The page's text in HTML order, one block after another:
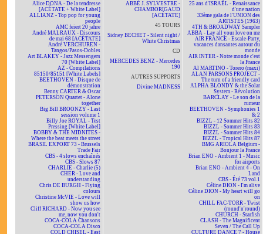
Alice DONA - De la tendresse
[ACÉTATE + White Label]
ALLIANZ - Top pop for young
people
AMC feiert 20 jahre
André MALRAUX - Discours
de mai 68 [ACÉTATE]
André VERCHUREN -
Tangos/Pasos-Dobles
Art BLAKEY - Jazz Messengers
70 [White Label]
AZ - Compilations
85150/85151 [White Labels]
BEETHOVEN - Disque de
démonstration
Benny CARTER & Oscar
PETERSON Quartet - Alone
together
Big Bill BROONZY - Last
session volume 1
Billy Joe ROYAL - Test
Pressing [White Label]
BOBBY & THE MIDNITES -
Where the beat meets the street
BRASIL EXPORT 73 - Brussels
Trade Fair
CBS - 4 slows enchaînés
CBS - Slows 87
CHARLIE - Charlie (5)
CHER - Love and
understanding
Chris DE BURGH - Flying
colours
Christine McVIE - Love will
show us how
Cliff RICHARD - Now you see
me, now you don't
COCA-COLA Chansons
COCA-COLA Disco
COLD CHISEL - East
ABBÉ J. SYLVESTRE -
CHAMBORIGAUD
[ACÉTATE]
45 TOURS
Sidney BECHET - Silent night /
White Christmas
CD
MERCEDES BENZ - Mercedes
190
AUTRES SUPPORTS
Divine MADNESS
25 ans d'ISRAËL - Renaissance
d'une nation
33ème gala de l'UNION des
ARTISTES (1963)
4TH & BROADWAY Sampler
ABBA - Lay all your love on me
AIR FRANCE - Escale-Party,
vacances dansantes autour du
monde
AIR INTER - Notre monde c'est
la France
Al MARTINO - Torero (maxi)
ALAN PARSONS PROJECT -
The turn of a friendly card
ALPHA BLONDY & the Solar
System - Révolution
BARCLAY - Le son de la
rumeur
BEETHOVEN - Symphonies 1
& 2
BIZZL - 12 Sommer Hits 82
BIZZL - Sommer Hits 83
BIZZL - Sommer Hits 84
BIZZL - Tropical Hits 87
BMG ARIOLA Belgium -
Bonjour la France
Brian ENO - Ambient 1 - Music
for airports
Brian ENO - Ambient 4 - On
Land
CBS - Été 73 vol.1
Céline DION - I'm alive
Céline DION - My heart will go
on
CHILL FAC-TORR - Twist
(round'n'round)
CHURCH - Starfish
CLASH - The Magnificent
Seven / The Call Up
CULTURE DANCE 7 - House